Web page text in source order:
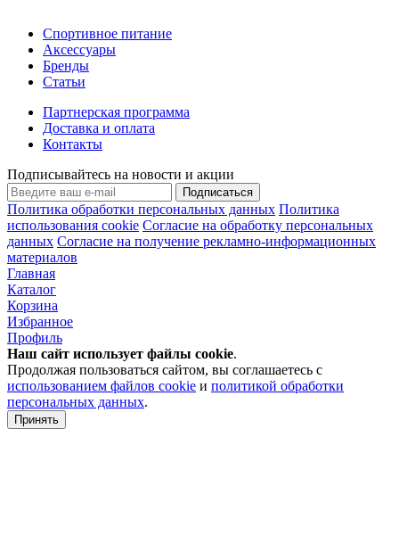
Спортивное питание
Аксессуары
Бренды
Статьи
Партнерская программа
Доставка и оплата
Контакты
Подписывайтесь на новости и акции
Подписаться
Политика обработки персональных данных Политика
использования cookie Согласие на обработку персональных
данных Согласие на получение рекламно-информационных
материалов
Главная
Каталог
Корзина
Избранное
Профиль
Наш сайт использует файлы cookie.
Продолжая пользоваться сайтом, вы соглашаетесь с
использованием файлов cookie и политикой обработки
персональных данных.
Принять